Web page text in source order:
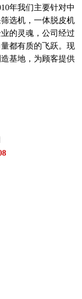
年我们主要针对中
选机，一体脱皮机
的灵魂，公司经过
都有质的飞跃。现
基地，为顾客提供